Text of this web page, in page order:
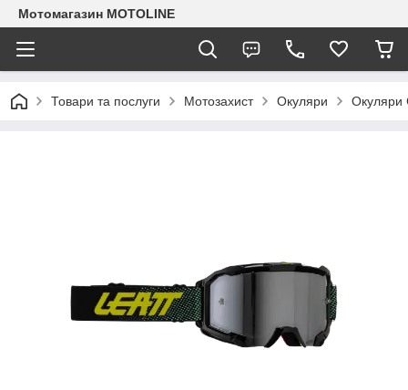
Мотомагазин MOTOLINE
Товари та послуги Мотозахист Окуляри Окуляри